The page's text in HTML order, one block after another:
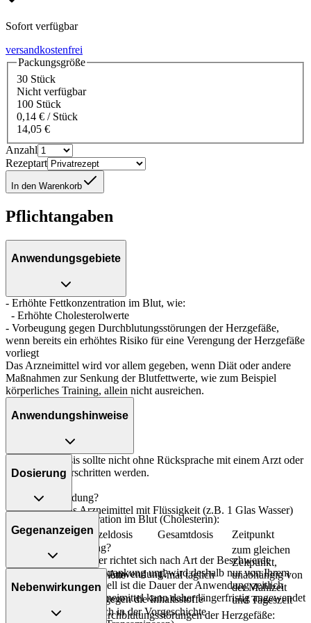
Sofort verfügbar
versandkostenfrei
Packungsgröße
30 Stück
Nicht verfügbar
100 Stück
0,14 € / Stück
14,05 €
Anzahl
Rezeptart
In den Warenkorb
Pflichtangaben
Anwendungsgebiete
- Erhöhte Fettkonzentration im Blut, wie:
- Erhöhte Cholesterolwerte
- Vorbeugung gegen Durchblutungsstörungen der Herzgefäße,
wenn bereits ein erhöhtes Risiko für eine Verengung der Herzgefäße
vorliegt
Das Arzneimittel wird vor allem gegeben, wenn Diät oder andere
Maßnahmen zur Senkung der Blutfettwerte, wie zum Beispiel
körperliches Training, allein nicht ausreichen.
Anwendungshinweise
Die Gesamtdosis sollte nicht ohne Rücksprache mit einem Arzt oder
Apotheker überschritten werden.
Art der Anwendung?
Nehmen Sie das Arzneimittel mit Flüssigkeit (z.B. 1 Glas Wasser)
Dauer der Anwendung?
Die Anwendungsdauer richtet sich nach Art der Beschwerde
und/oder Dauer der Erkrankung und wird deshalb nur von Ihrem
Arzt bestimmt. Prinzipiell ist die Dauer der Anwendung zeitlich
nicht begrenzt, das Arzneimittel kann daher längerfristig angewendet
Dosierung
Erhöhte Fettkonzentration im Blut (Cholesterin):
Personenkreis
Einzeldosis Gesamtdosis Zeitpunkt
1 Tablette 1-mal täglich
zum gleichen
Zeitpunkt,
unabhängig von
der Mahlzeit
und Tageszeit
Vorbeugung gegen Durchblutungsstörungen der Herzgefäße:
Gegenanzeigen
Was spricht gegen eine Anwendung?
- Überempfindlichkeit gegen die Inhaltsstoffe
- Lebererkrankung, auch in der Vorgeschichte
Nebenwirkungen